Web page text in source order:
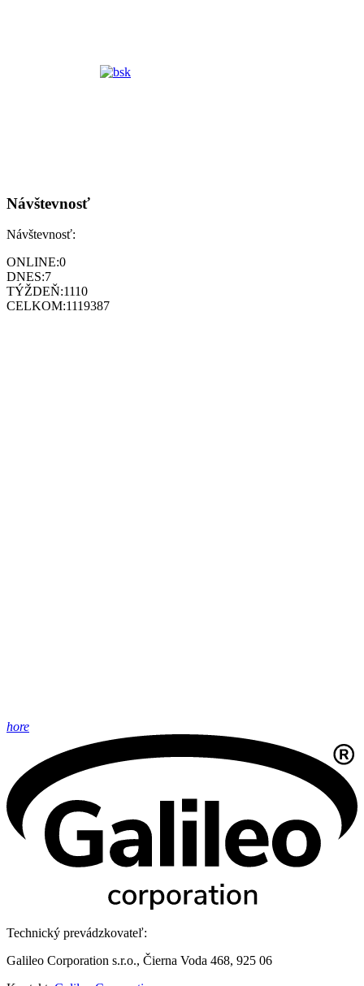
Návštevnosť
Návštevnosť:
ONLINE:0
DNES:7
TÝŽDEŇ:1110
CELKOM:1119387
hore
Technický prevádzkovateľ:
Galileo Corporation s.r.o., Čierna Voda 468, 925 06